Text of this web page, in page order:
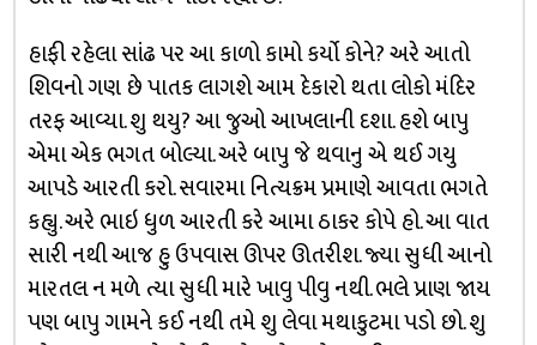
હાફી રહેલા સાંઢ પર આ કાળો કામો કર્યો કોને? અરે આતો
શિવનો ગણ છે પાતક લાગશે આમ દેકારો થતા લોકો મંદિર
તરફ આવ્યા. શુ થયુ? આ જુઓ આખલાની દશા. હશે બાપુ
એમા એક ભગત બોલ્યા. અરે બાપુ જે થવાનુ એ થઈ ગયુ
આપડે આરતી કરો. સવારમા નિત્યક્રમ પ્રમાણે આવતા ભગતે
કહ્યુ. અરે ભાઇ ધુળ આરતી કરે આમા ઠાકર કોપે હો. આ વાત
સારી નથી આજ હુ ઉપવાસ ઊપર ઊતરીશ. જ્યા સુધી આનો
મારતલ ન મળે ત્યા સુધી મારે ખાવુ પીવુ નથી. ભલે પ્રાણ જાય
પણ બાપુ ગામને કઈ નથી તમે શુ લેવા મથાકુટમા પડો છો. શુ